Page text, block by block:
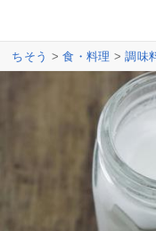
ちそう >食・料理 >調味